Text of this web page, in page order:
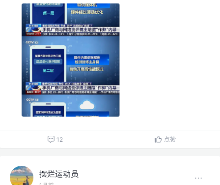
12 点赞
摆烂运动员